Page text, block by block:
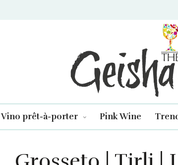
Vino prêt-à-porter Pink Wine